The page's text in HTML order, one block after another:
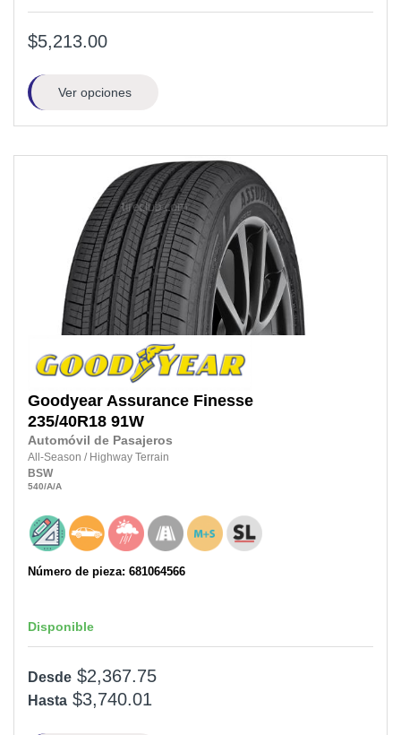
$5,213.00
Ver opciones
Goodyear Assurance Finesse
235/40R18 91W
Automóvil de Pasajeros
All-Season / Highway Terrain
BSW
540/A/A
Número de pieza: 681064566
Disponible
Desde $2,367.75
Hasta $3,740.01